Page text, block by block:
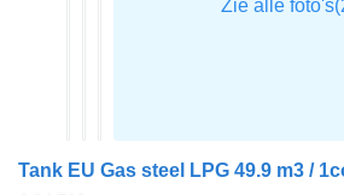
Tank EU Gas steel LPG 49.9 m3 /